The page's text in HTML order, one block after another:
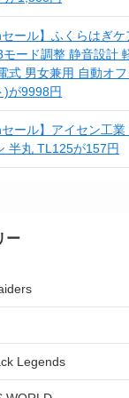
セール】ふくらはぎ
ード調整 静音設計
式 男女兼用 自動オ
)が9998円
セール】アイセン工業
半丸 TL125が157円
ー
Legends